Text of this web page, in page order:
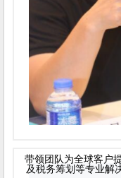
带领团队为全球客户
及税务筹划等专业解